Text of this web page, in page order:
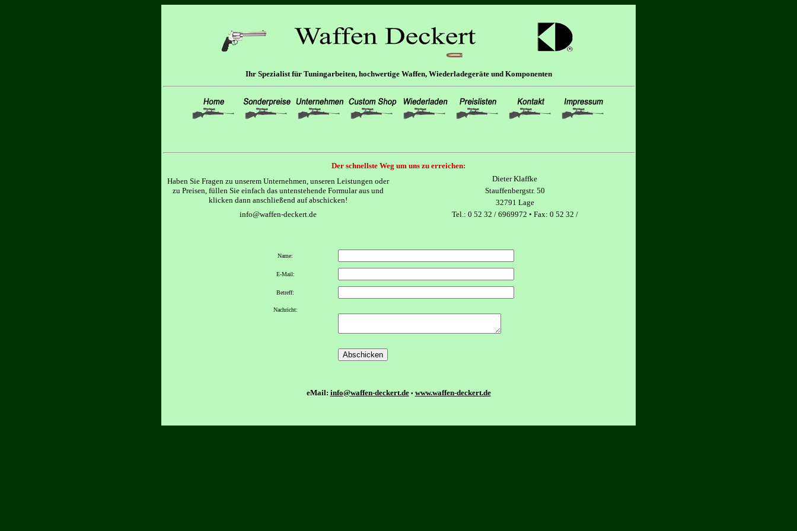
Ihr Spezialist für Tuningarbeiten, hochwertige Waffen, Wiederladegeräte und Komponenten
Der schnellste Weg um uns zu erreichen:
Haben Sie Fragen zu unserem Unternehmen, unseren Leistungen oder
zu Preisen, füllen Sie einfach das untenstehende Formular aus und
klicken dann anschließend auf abschicken!
Dieter Klaffke
Stauffenbergstr. 50
32791 Lage
info@waffen-deckert.de
Tel.: 0 52 32 / 6969972 • Fax: 0 52 32 /
Name:
E-Mail:
Betreff:
Nachricht:
eMail: info@waffen-deckert.de• www.waffen-deckert.de